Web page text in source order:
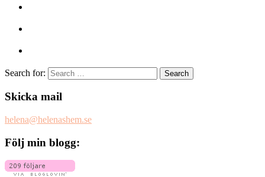
Search for:
Skicka mail
helena@helenashem.se
Följ min blogg: